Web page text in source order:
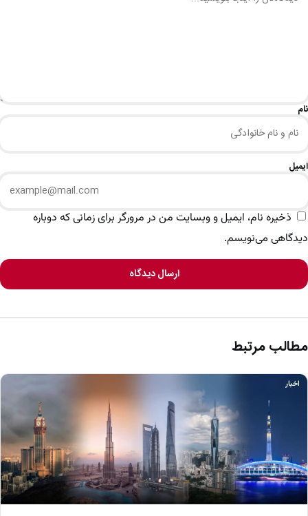
نام
ایمیل
ذخیره نام، ایمیل و وبسایت من در مرورگر برای زمانی که دوباره
دیدگاهی می‌نویسم.
ارسال دیدگاه
مطالب مرتبط
اخبار